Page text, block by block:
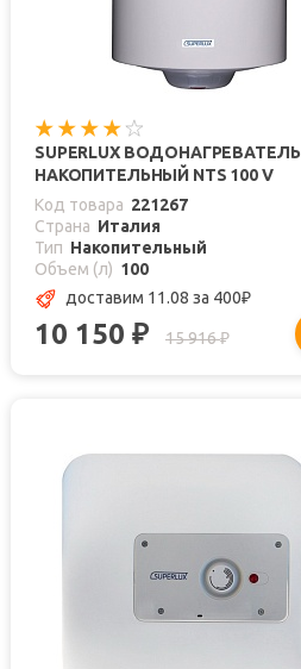
SUPERLUX ВОДОНАГРЕВАТЕЛЬ
НАКОПИТЕЛЬНЫЙ NTS 100 V
Код товара 221267
Страна Италия
Тип Накопительный
Объем (л) 100
доставим 11.08 за 400₽
10 150 ₽ 15 916₽